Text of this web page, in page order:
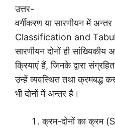
उत्तर-
वर्गीकरण या सारणीयन में
Classification and
सारणीयन दोनों ही सांख्यिकीय
क्रियाएं हैं, जिनके द्वारा
उन्हें व्यवस्थित तथा क्रमबद्ध
भी दोनों में अन्तर है।
क्रम-दोनों का क्रम